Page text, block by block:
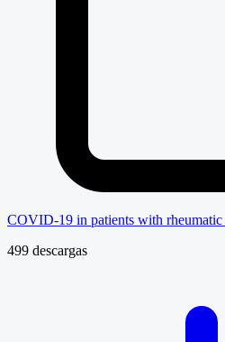
COVID-19 in patients with rheumatic
499 descargas